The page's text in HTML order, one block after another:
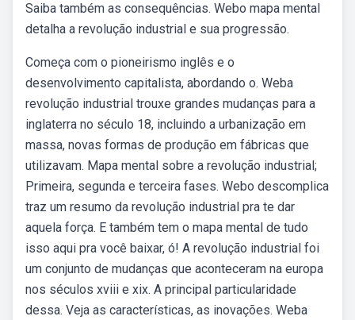
Saiba também as consequências. Webo mapa mental
detalha a revolução industrial e sua progressão.
Começa com o pioneirismo inglês e o
desenvolvimento capitalista, abordando o. Weba
revolução industrial trouxe grandes mudanças para a
inglaterra no século 18, incluindo a urbanização em
massa, novas formas de produção em fábricas que
utilizavam. Mapa mental sobre a revolução industrial;
Primeira, segunda e terceira fases. Webo descomplica
traz um resumo da revolução industrial pra te dar
aquela força. E também tem o mapa mental de tudo
isso aqui pra você baixar, ó! A revolução industrial foi
um conjunto de mudanças que aconteceram na europa
nos séculos xviii e xix. A principal particularidade
dessa. Veja as características, as inovações. Weba